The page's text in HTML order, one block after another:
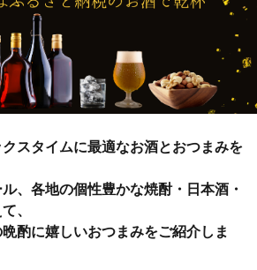
スタイムに最適なお酒とおつまみを
、各地の個性豊かな焼酎・日本酒・
、
酌に嬉しいおつまみをご紹介しま